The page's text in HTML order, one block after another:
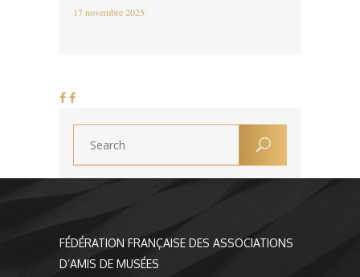
17 novembre 2025
FÉDÉRATION FRANÇAISE DES ASSOCIATIONS
D’AMIS DE MUSÉES